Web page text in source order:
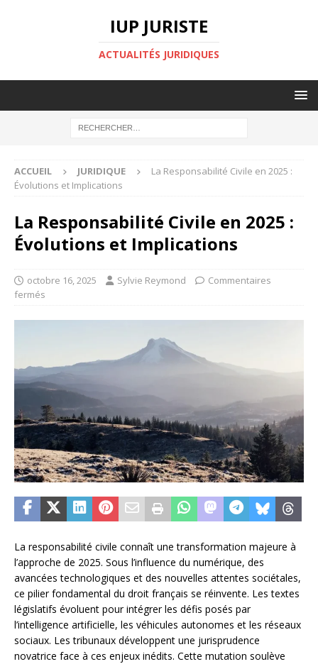
IUP JURISTE
ACTUALITÉS JURIDIQUES
ACCUEIL JURIDIQUE
La Responsabilité Civile en 2025 :
Évolutions et Implications
La Responsabilité Civile en 2025 :
Évolutions et Implications
octobre 16, 2025 Sylvie Reymond
Commentaires
fermés
La responsabilité civile connaît une transformation majeure à
l’approche de 2025. Sous l’influence du numérique, des
avancées technologiques et des nouvelles attentes sociétales,
ce pilier fondamental du droit français se réinvente. Les textes
législatifs évoluent pour intégrer les défis posés par
l’intelligence artificielle, les véhicules autonomes et les réseaux
sociaux. Les tribunaux développent une jurisprudence
novatrice face à ces enjeux inédits. Cette mutation soulève